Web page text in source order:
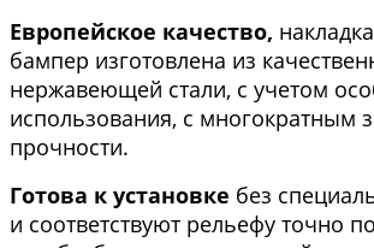
Европейское качество, накладка
бампер изготовлена из
нержавеющей стали, с учетом
использования, с многократным
прочности.
Готова к установке без
и соответствуют рельефу точно